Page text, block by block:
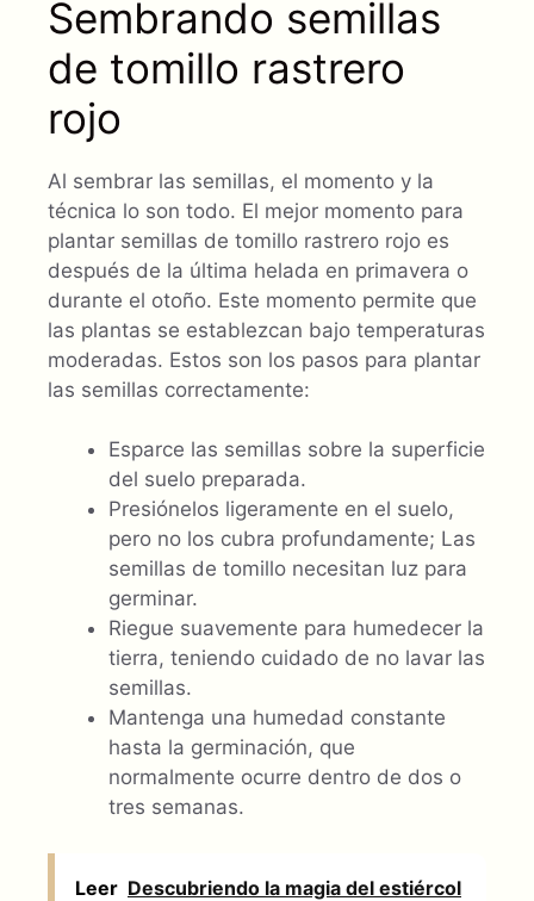
Sembrando semillas
de tomillo rastrero
rojo
Al sembrar las semillas, el momento y la
técnica lo son todo. El mejor momento para
plantar semillas de tomillo rastrero rojo es
después de la última helada en primavera o
durante el otoño. Este momento permite que
las plantas se establezcan bajo temperaturas
moderadas. Estos son los pasos para plantar
las semillas correctamente:
Esparce las semillas sobre la superficie
del suelo preparada.
Presiónelos ligeramente en el suelo,
pero no los cubra profundamente; Las
semillas de tomillo necesitan luz para
germinar.
Riegue suavemente para humedecer la
tierra, teniendo cuidado de no lavar las
semillas.
Mantenga una humedad constante
hasta la germinación, que
normalmente ocurre dentro de dos o
tres semanas.
Leer Descubriendo la magia del estiércol